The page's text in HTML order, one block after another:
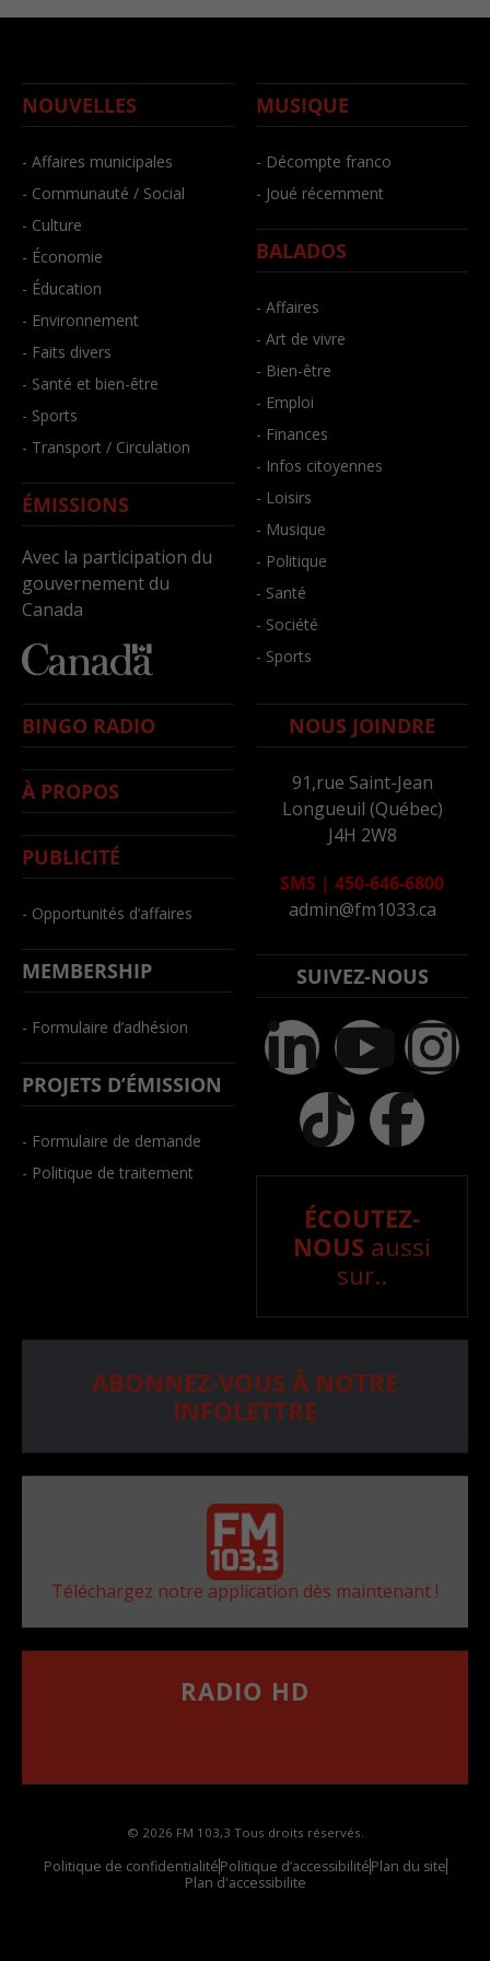
NOUVELLES
- Affaires municipales
- Communauté / Social
- Culture
- Économie
- Éducation
- Environnement
- Faits divers
- Santé et bien-être
- Sports
- Transport / Circulation
ÉMISSIONS
Avec la participation du
gouvernement du
Canada
MUSIQUE
- Décompte franco
- Joué récemment
BALADOS
- Affaires
- Art de vivre
- Bien-être
- Emploi
- Finances
- Infos citoyennes
- Loisirs
- Musique
- Politique
- Santé
- Société
- Sports
BINGO RADIO
À PROPOS
PUBLICITÉ
- Opportunités d’affaires
MEMBERSHIP
- Formulaire d’adhésion
PROJETS D’ÉMISSION
- Formulaire de demande
- Politique de traitement
NOUS JOINDRE
91,rue Saint-Jean
Longueuil (Québec)
J4H 2W8
SMS | 450-646-6800
admin@fm1033.ca
SUIVEZ-NOUS
ÉCOUTEZ-
NOUS aussi
sur..
ABONNEZ-VOUS À NOTRE
INFOLETTRE
Téléchargez notre application dès maintenant !
RADIO HD
© 2026 FM 103,3 Tous droits réservés.
Politique de confidentialitéPolitique d’accessibilitéPlan du site
Plan d'accessibilite